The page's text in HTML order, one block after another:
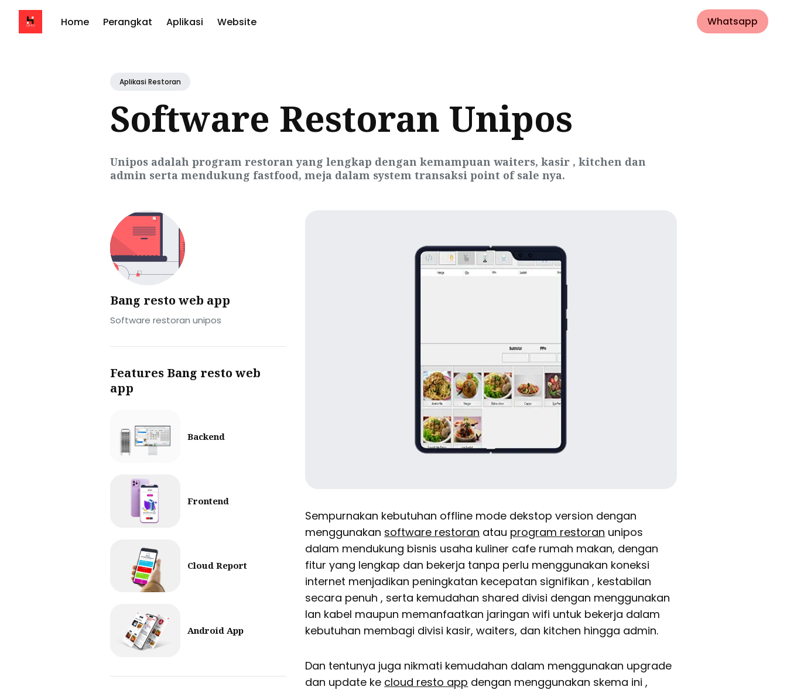
Home Perangkat Aplikasi Website Whatsapp
Aplikasi Restoran
Software Restoran Unipos
Unipos adalah program restoran yang lengkap dengan kemampuan waiters, kasir , kitchen dan
admin serta mendukung fastfood, meja dalam system transaksi point of sale nya.
Bang resto web app
Software restoran unipos
Features Bang resto web
app
Backend
Frontend
Cloud Report
Android App
Sempurnakan kebutuhan offline mode dekstop version dengan
menggunakan software restoran atau program restoran unipos
dalam mendukung bisnis usaha kuliner cafe rumah makan, dengan
fitur yang lengkap dan bekerja tanpa perlu menggunakan koneksi
internet menjadikan peningkatan kecepatan signifikan , kestabilan
secara penuh , serta kemudahan shared divisi dengan menggunakan
lan kabel maupun memanfaatkan jaringan wifi untuk bekerja dalam
kebutuhan membagi divisi kasir, waiters, dan kitchen hingga admin.
Dan tentunya juga nikmati kemudahan dalam menggunakan upgrade
dan update ke cloud resto app dengan menggunakan skema ini ,